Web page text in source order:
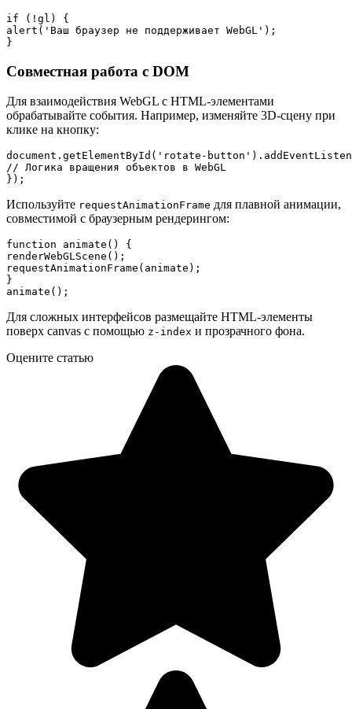
if (!gl) {
alert('Ваш браузер не поддерживает WebGL');
}
Совместная работа с DOM
Для взаимодействия WebGL с HTML-элементами
обрабатывайте события. Например, изменяйте 3D-сцену при
клике на кнопку:
document.getElementById('rotate-
// Логика вращения объектов в WebGL
});
Используйте requestAnimationFrame для плавной анимации,
совместимой с браузерным рендерингом:
function animate() {
renderWebGLScene();
requestAnimationFrame(animate);
}
animate();
Для сложных интерфейсов размещайте HTML-элементы
поверх canvas с помощью z-index и прозрачного фона.
Оцените статью